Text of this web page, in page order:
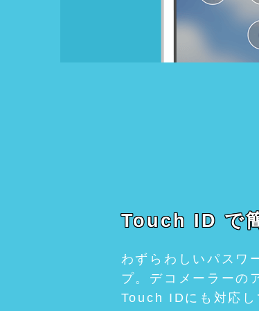
Touch ID で
わずらわしいパスワ
プ。デコメーラーの
Touch IDにも対応